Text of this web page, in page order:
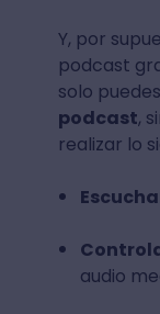
Y, por
podcast
solo puedes
podcast,
realizar lo
audio